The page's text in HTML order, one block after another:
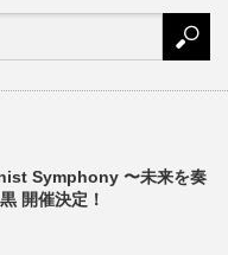
Symphony 〜未来を奏
開催決定！